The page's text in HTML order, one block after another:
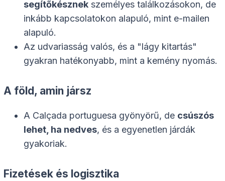
segítőkésznek személyes találkozásokon, de
inkább kapcsolatokon alapuló, mint e-mailen
alapuló.
Az udvariasság valós, és a "lágy kitartás"
gyakran hatékonyabb, mint a kemény nyomás.
A föld, amin jársz
A Calçada portuguesa gyönyörű, de csúszós
lehet, ha nedves, és a egyenetlen járdák
gyakoriak.
Fizetések és logisztika